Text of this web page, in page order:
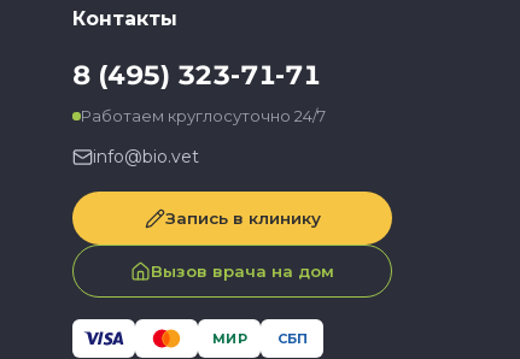
Контакты
8 (495) 323-71-71
Работаем круглосуточно 24/7
info@bio.vet
Запись в клинику
Вызов врача на дом
МИР СБП